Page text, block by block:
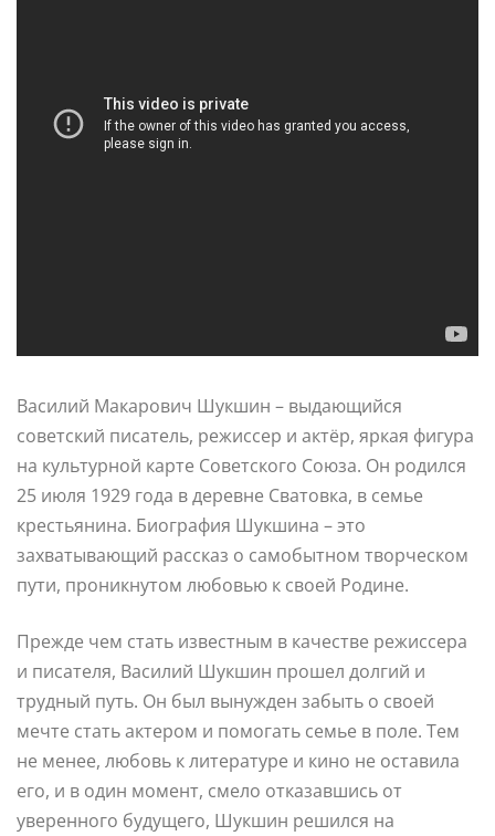
Василий Макарович Шукшин – выдающийся
советский писатель, режиссер и актёр, яркая фигура
на культурной карте Советского Союза. Он родился
25 июля 1929 года в деревне Сватовка, в семье
крестьянина. Биография Шукшина – это
захватывающий рассказ о самобытном творческом
пути, проникнутом любовью к своей Родине.
Прежде чем стать известным в качестве режиссера
и писателя, Василий Шукшин прошел долгий и
трудный путь. Он был вынужден забыть о своей
мечте стать актером и помогать семье в поле. Тем
не менее, любовь к литературе и кино не оставила
его, и в один момент, смело отказавшись от
уверенного будущего, Шукшин решился на